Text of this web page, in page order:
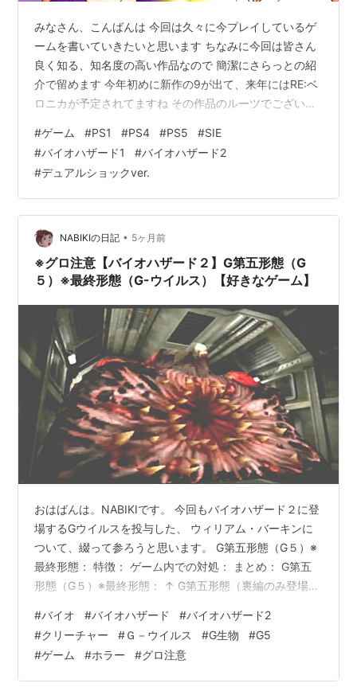
バイオ・ハザード2
出版社/メーカー:カプコン
発売日:2000/01/28
メディア:Video Game
この商品を含むブログを見る
バイオハザード 2
出版社/メーカー:
この商品を含むブログ (6件) を見る
みなさん、こんばんは 今回は久々に今プレイしているゲ
ームを書いていきたいと思います ちなみに今回は皆さん
良く知る、知名度の高い作品なので 簡潔にさらっとの紹
介で留めます 今年初めに新作の9が出て、来年にはRE:ベ
ロニカが予定されてますね その作品のルーツでございま
↓ BIOHAZARD 2（以下2と表記） 自分は1より2の方がち
ょっとしたことがあって印象強いです で、半年程前に1が
セールで半額（500円）で販売されていたので購入 2もセ
ールしないかなと待ってましたが今現在もセールは1回も
してないですね ただ、2の購入にはセール以外で…
#ゲーム #PS1 #PS4 #PS5 #SIE
#バイオハザード1 #バイオハザード2
#デュアルショックver.
NABIKIの日記 • 5ヶ月前
※グロ注意【バイオハザード２】G第五形態（G
５）※最終形態（G-ウイルス）【好きなゲーム】
おはばんは。NABIKIです。 今回もバイオハザード２に登
場するGウイルスを投与した、 ウィリアム・バーキンに
ついて、綴って参ろうと思います。 G第五形態（G５）※
最終形態： 特徴： ゲーム内での対処： まとめ： G第五
形態（G５）※最終形態： ↑ G第五形態（裏編のみ登場）
の超回復により更に変異が進んだ姿であり、 本作におけ
るラスボスである。 特徴： これまでの人型や獣の姿はお
ろか、原形すら留めていない 異形の姿となり果ててお
り、かなりグロテスクな姿である。 第四形態の素早さは
#バイオ #バイオハザード #バイオハザード2
#クリーチャー #Ｇ－ウイルス #G生物 #G5
#ゲーム #ホラー #グロ注意